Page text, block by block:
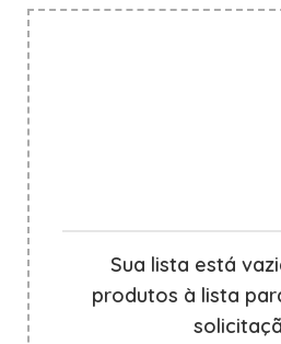
Sua lista está
produtos à lista